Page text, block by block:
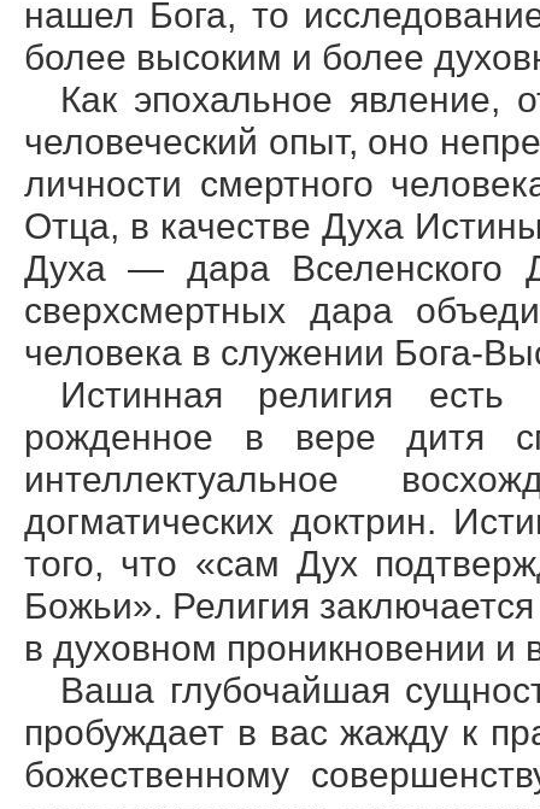
нашел Бога, то
более высоким и более
Как эпохальное явление,
человеческий опыт, оно
личности смертного
Отца, в качестве Духа
Духа — дара Вселенского
сверхсмертных дара
человека в служении Бога-
Истинная религия
рожденное в вере дитя
интеллектуальное
догматических доктрин.
того, что «сам Дух
Божьи». Религия
в духовном проникновении
Ваша глубочайшая
пробуждает в вас жажду к
божественному